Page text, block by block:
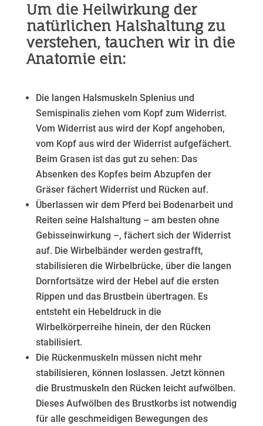
Um die Heilwirkung der
natürlichen Halshaltung zu
verstehen, tauchen wir in die
Anatomie ein:
Die langen Halsmuskeln Splenius und
Semispinalis ziehen vom Kopf zum Widerrist.
Vom Widerrist aus wird der Kopf angehoben,
vom Kopf aus wird der Widerrist aufgefächert.
Beim Grasen ist das gut zu sehen: Das
Absenken des Kopfes beim Abzupfen der
Gräser fächert Widerrist und Rücken auf.​
Überlassen wir dem Pferd bei Bodenarbeit und
Reiten seine Halshaltung – am besten ohne
Gebisseinwirkung –, fächert sich der Widerrist
auf. Die Wirbelbänder werden gestrafft,
stabilisieren die Wirbelbrücke, über die langen
Dornfortsätze wird der Hebel auf die ersten
Rippen und das Brustbein übertragen. Es
entsteht ein Hebeldruck in die
Wirbelkörperreihe hinein, der den Rücken
stabilisiert.​
Die Rückenmuskeln müssen nicht mehr
stabilisieren, können loslassen. Jetzt können
die Brustmuskeln den Rücken leicht aufwölben.
Dieses Aufwölben des Brustkorbs ist notwendig
für alle geschmeidigen Bewegungen des